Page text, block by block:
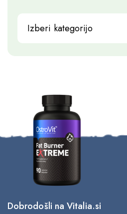
Izberi kategorijo
Dobrodošli na Vitalia.si